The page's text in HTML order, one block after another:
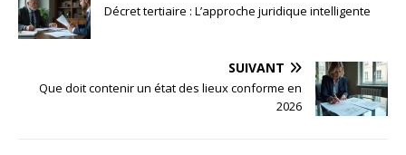
Décret tertiaire : L’approche juridique intelligente
SUIVANT
Que doit contenir un état des lieux conforme en
2026